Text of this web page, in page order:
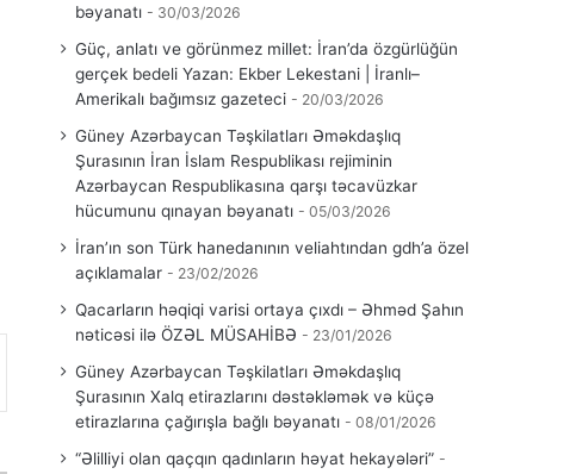
bəyanatı
30/03/2026
Güç, anlatı ve görünmez millet: İran’da özgürlüğün
gerçek bedeli Yazan: Ekber Lekestani | İranlı–
Amerikalı bağımsız gazeteci
20/03/2026
Güney Azərbaycan Təşkilatları Əməkdaşlıq
Şurasının İran İslam Respublikası rejiminin
Azərbaycan Respublikasına qarşı təcavüzkar
hücumunu qınayan bəyanatı
05/03/2026
İran’ın son Türk hanedanının veliahtından gdh’a özel
açıklamalar
23/02/2026
Qacarların həqiqi varisi ortaya çıxdı – Əhməd Şahın
nəticəsi ilə ÖZƏL MÜSAHİBƏ
23/01/2026
Güney Azərbaycan Təşkilatları Əməkdaşlıq
Şurasının Xalq etirazlarını dəstəkləmək və küçə
etirazlarına çağırışla bağlı bəyanatı
08/01/2026
“Əlilliyi olan qaçqın qadınların həyat hekayələri”